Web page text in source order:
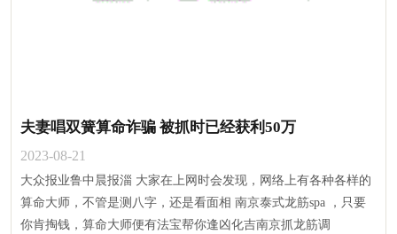
夫妻唱双簧算命诈骗 被抓时已经获利50万
2023-08-21
大众报业鲁中晨报淄 大家在上网时会发现，网络上有各种各样的
算命大师，不管是测八字，还是看面相 南京泰式龙筋spa ，只要
你肯掏钱，算命大师便有法宝帮你逢凶化吉南京抓龙筋调